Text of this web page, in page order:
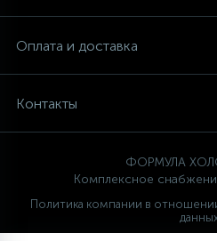
Оплата и доставка
Контакты
ФОРМУЛА
Комплексное
Политика компании в